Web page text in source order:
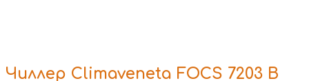
Чиллер Climaveneta FOCS 7203 B